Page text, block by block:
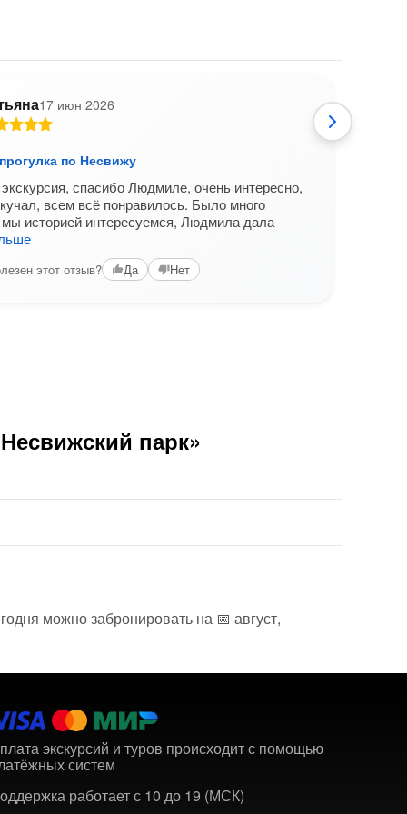
17 июн 2026
по Несвижу
спасибо Людмиле, очень интересно,
всем всё понравилось. Было много
мы историей интересуемся, Людмила дала
этот отзыв? Да Нет
парк»
можно забронировать на 📅 август,
экскурсий и туров происходит с помощью
систем
работает с 10 до 19 (МСК)